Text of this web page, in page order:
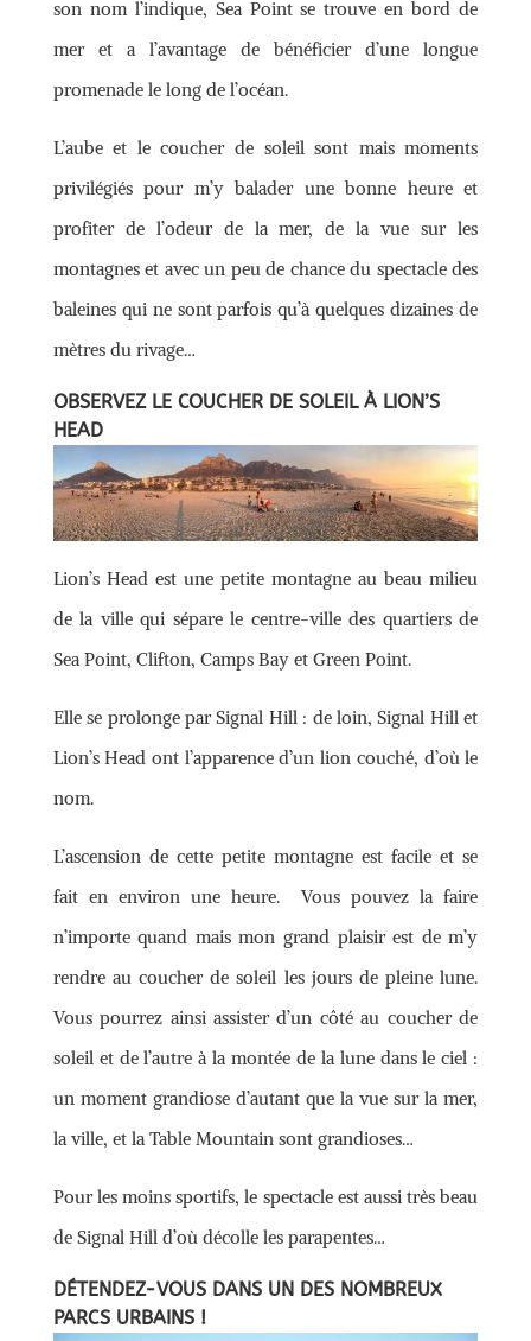
son nom l’indique, Sea Point se trouve en bord de
mer et a l’avantage de bénéficier d’une longue
promenade le long de l’océan.
L’aube et le coucher de soleil sont mais moments
privilégiés pour m’y balader une bonne heure et
profiter de l’odeur de la mer, de la vue sur les
montagnes et avec un peu de chance du spectacle des
baleines qui ne sont parfois qu’à quelques dizaines de
mètres du rivage…
OBSERVEZ LE COUCHER DE SOLEIL À LION’S
HEAD
Lion’s Head est une petite montagne au beau milieu
de la ville qui sépare le centre-ville des quartiers de
Sea Point, Clifton, Camps Bay et Green Point.
Elle se prolonge par Signal Hill : de loin, Signal Hill et
Lion’s Head ont l’apparence d’un lion couché, d’où le
nom.
L’ascension de cette petite montagne est facile et se
fait en environ une heure. Vous pouvez la faire
n’importe quand mais mon grand plaisir est de m’y
rendre au coucher de soleil les jours de pleine lune.
Vous pourrez ainsi assister d’un côté au coucher de
soleil et de l’autre à la montée de la lune dans le ciel :
un moment grandiose d’autant que la vue sur la mer,
la ville, et la Table Mountain sont grandioses…
Pour les moins sportifs, le spectacle est aussi très beau
de Signal Hill d’où décolle les parapentes…
DÉTENDEZ-VOUS DANS UN DES NOMBREUX
PARCS URBAINS !